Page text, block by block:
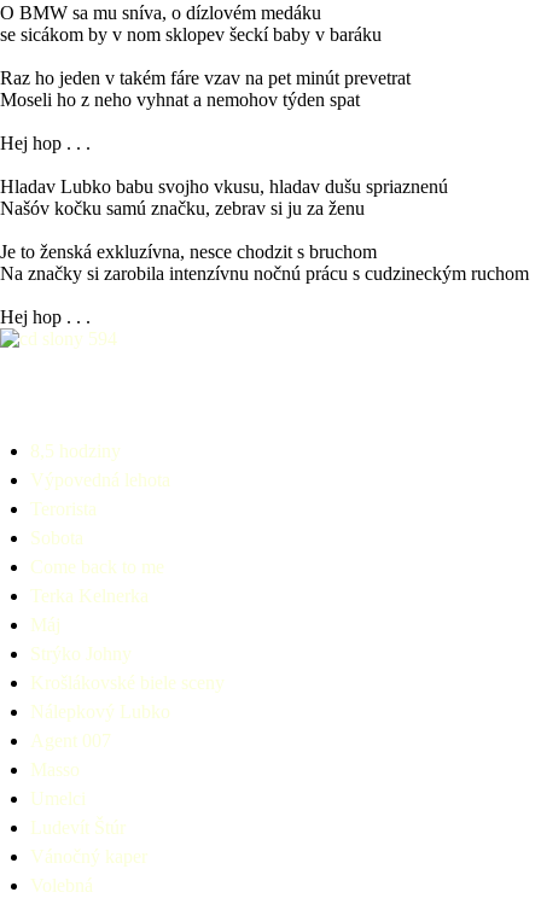
O BMW sa mu sníva, o dízlovém medáku
se sicákom by v nom sklopev šeckí baby v baráku
Raz ho jeden v takém fáre vzav na pet minút prevetrat
Moseli ho z neho vyhnat a nemohov týden spat
Hej hop . . .
Hladav Lubko babu svojho vkusu, hladav dušu spriaznenú
Našóv kočku samú značku, zebrav si ju za ženu
Je to ženská exkluzívna, nesce chodzit s bruchom
Na značky si zarobila intenzívnu nočnú prácu s cudzineckým ruchom
Hej hop . . .
8,5 hodziny
Výpovedná lehota
Terorista
Sobota
Come back to me
Terka Kelnerka
Máj
Strýko Johny
Krošlákovské biele sceny
Nálepkový Lubko
Agent 007
Masso
Umelci
Ludevít Štúr
Vánočný kaper
Volebná